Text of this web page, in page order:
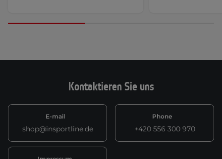
Kontaktieren Sie uns
E-mail
shop@insportline.de
Phone
+420 556 300 970